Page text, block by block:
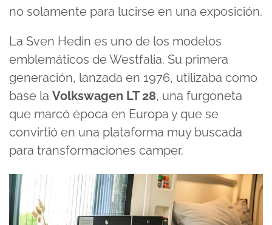
no solamente para lucirse en una exposición.
La Sven Hedin es uno de los modelos
emblemáticos de Westfalia. Su primera
generación, lanzada en 1976, utilizaba como
base la Volkswagen LT 28, una furgoneta
que marcó época en Europa y que se
convirtió en una plataforma muy buscada
para transformaciones camper.